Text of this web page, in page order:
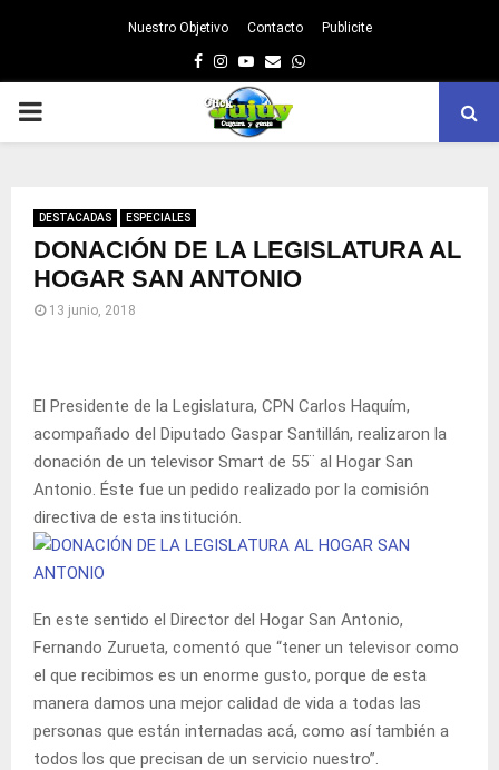
Nuestro Objetivo Contacto Publicite
Facebook
Instagram
Youtube
EmailWhatsapp
PRIMARY
DESTACADAS ESPECIALES
DONACIÓN DE LA LEGISLATURA AL
HOGAR SAN ANTONIO
13 junio, 2018
El Presidente de la Legislatura, CPN Carlos Haquím,
acompañado del Diputado Gaspar Santillán, realizaron la
donación de un televisor Smart de 55¨ al Hogar San
Antonio. Éste fue un pedido realizado por la comisión
directiva de esta institución.
En este sentido el Director del Hogar San Antonio,
Fernando Zurueta, comentó que “tener un televisor como
el que recibimos es un enorme gusto, porque de esta
manera damos una mejor calidad de vida a todas las
personas que están internadas acá, como así también a
todos los que precisan de un servicio nuestro”.